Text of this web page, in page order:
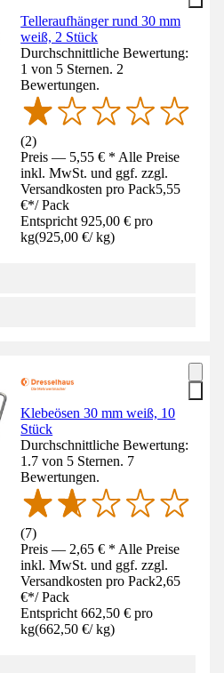
Telleraufhänger rund 30 mm
weiß, 2 Stück
Durchschnittliche Bewertung:
1 von 5 Sternen. 2
Bewertungen.
(2)
Preis — 5,55 € * Alle Preise
inkl. MwSt. und ggf. zzgl.
Versandkosten pro Pack5,55
€*/ Pack
Entspricht 925,00 € pro
kg(925,00 €/ kg)
Klebeösen 30 mm weiß, 10
Stück
Durchschnittliche Bewertung:
1.7 von 5 Sternen. 7
Bewertungen.
(7)
Preis — 2,65 € * Alle Preise
inkl. MwSt. und ggf. zzgl.
Versandkosten pro Pack2,65
€*/ Pack
Entspricht 662,50 € pro
kg(662,50 €/ kg)